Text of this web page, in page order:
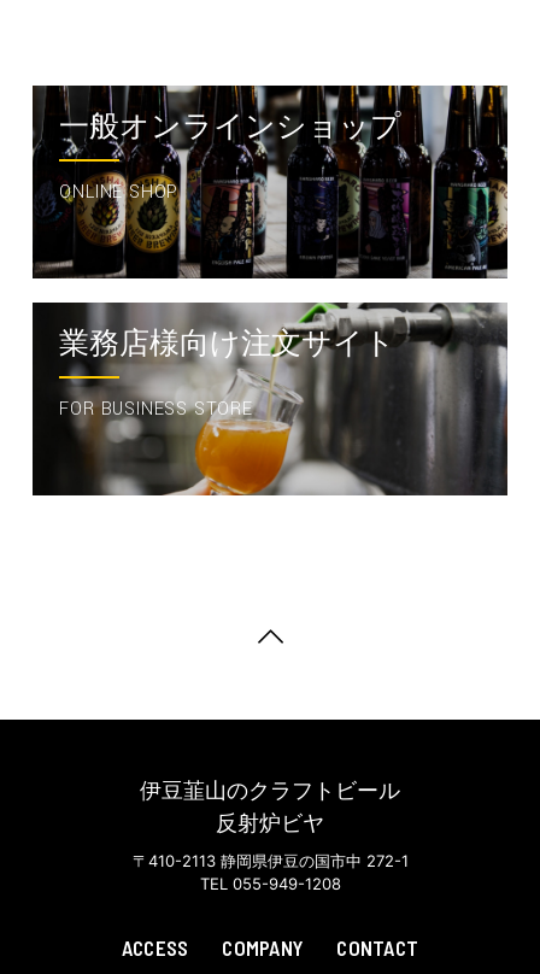
一般オンラインショップ
ONLINE SHOP
業務店様向け注文サイト
FOR BUSINESS STORE
伊豆韮山のクラフトビール
反射炉ビヤ
〒410-2113 静岡県伊豆の国市中 272-1
TEL 055-949-1208
ACCESS COMPANY CONTACT